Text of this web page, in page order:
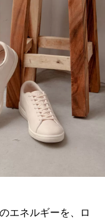
エネルギーを、ロ